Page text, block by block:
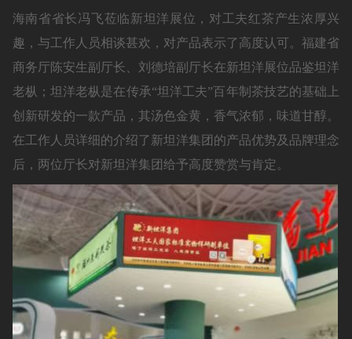
海南省省长冯飞莅临新坦洋展位，对工夫红茶产生浓厚兴
趣，与工作人员相谈甚欢，对产品表示了高度认可。福建省
商务厅陈安生副厅长、刘德培副厅长在新坦洋展位品鉴坦洋
老枞；坦洋老枞是在传承“坦洋工夫”百年制茶技艺的基础上
创新研发的一款产品，其汤色金黄，香气浓郁，味道甘醇。
在工作人员详细的介绍了新坦洋集团的产品优势及品牌理念
后，两位厅长对新坦洋集团给予高度赞赏与肯定。